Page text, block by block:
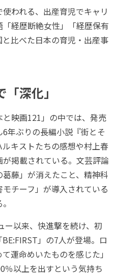
われる、出産育児でキャリ
経歴断絶女性」「経歴保有
比べた日本の育児・出産事
深化」
映画121」の中では、発売
年ぶりの長編小説『街とそ
キストたちの感想や村上春
掲載されている。文芸評論
藤」が消えたこと、精神科
チーフ」が導入されている
以来、快進撃を続け、初
」の7人が登場。ロ
運命めいたものを感じた」
％以上を出すという気持ち